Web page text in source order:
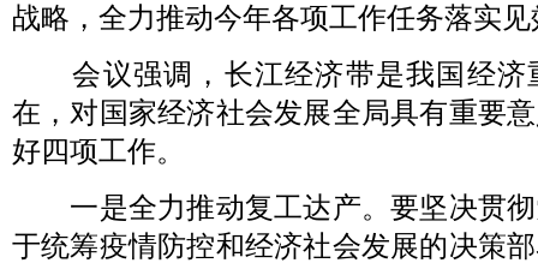
战略，全力推动今年各项工作任务落实见
会议强调，长江经济带是我国经济
在，对国家经济社会发展全局具有重要
好四项工作。
一是全力推动复工达产。要坚决贯彻
于统筹疫情防控和经济社会发展的决策